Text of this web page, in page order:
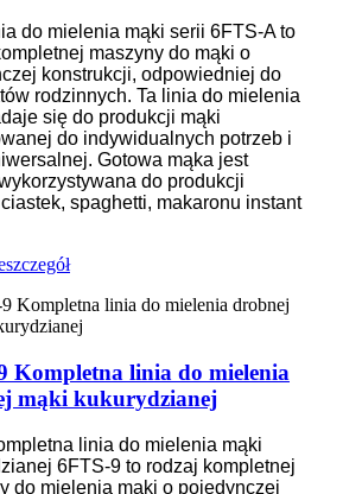
do mielenia mąki serii 6FTS-A to
maszyny do mąki o
konstrukcji, odpowiedniej do
rodzinnych. Ta linia do mielenia
się do produkcji mąki
do indywidualnych potrzeb i
Gotowa mąka jest
do produkcji
spaghetti, makaronu instant
szczegół
Kompletna linia do mielenia
mąki kukurydzianej
linia do mielenia mąki
6FTS-9 to rodzaj kompletnej
do mielenia mąki o pojedynczej